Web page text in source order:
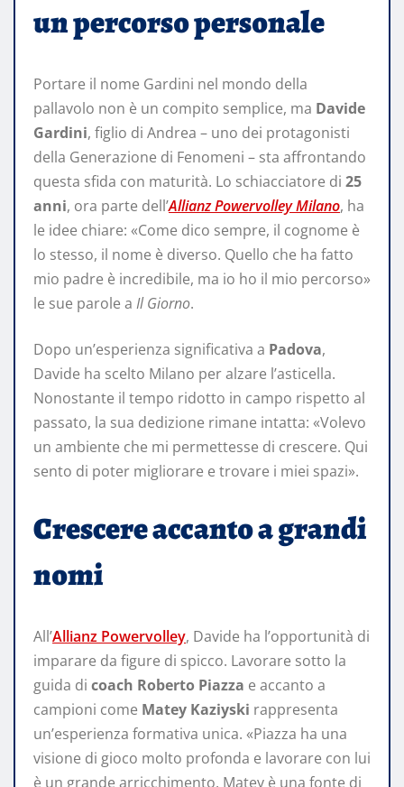
un percorso personale
Portare il nome Gardini nel mondo della
pallavolo non è un compito semplice, ma Davide
Gardini, figlio di Andrea – uno dei protagonisti
della Generazione di Fenomeni – sta affrontando
questa sfida con maturità. Lo schiacciatore di 25
anni, ora parte dell’Allianz Powervolley Milano, ha
le idee chiare: «Come dico sempre, il cognome è
lo stesso, il nome è diverso. Quello che ha fatto
mio padre è incredibile, ma io ho il mio percorso»
le sue parole a Il Giorno.
Dopo un’esperienza significativa a Padova,
Davide ha scelto Milano per alzare l’asticella.
Nonostante il tempo ridotto in campo rispetto al
passato, la sua dedizione rimane intatta: «Volevo
un ambiente che mi permettesse di crescere. Qui
sento di poter migliorare e trovare i miei spazi».
Crescere accanto a grandi
nomi
All’Allianz Powervolley, Davide ha l’opportunità di
imparare da figure di spicco. Lavorare sotto la
guida di coach Roberto Piazza e accanto a
campioni come Matey Kaziyski rappresenta
un’esperienza formativa unica. «Piazza ha una
visione di gioco molto profonda e lavorare con lui
è un grande arricchimento. Matey è una fonte di